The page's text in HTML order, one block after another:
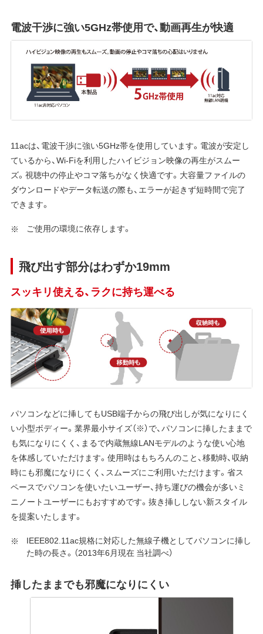
電波干渉に強い5GHz帯使用で、動画再生が快適
11acは、電波干渉に強い5GHz帯を使用しています。電波が安定し
ているから、Wi-Fiを利用したハイビジョン映像の再生がスムー
ズ。視聴中の停止やコマ落ちがなく快適です。大容量ファイルの
ダウンロードやデータ転送の際も、エラーが起きず短時間で完了
できます。
ご使用の環境に依存します。
飛び出す部分はわずか19mm
スッキリ使える、ラクに持ち運べる
パソコンなどに挿してもUSB端子からの飛び出しが気になりにく
い小型ボディー。業界最小サイズ（※）で、パソコンに挿したままで
も気になりにくく、まるで内蔵無線LANモデルのような使い心地
を体感していただけます。使用時はもちろんのこと、移動時、収納
時にも邪魔になりにくく、スムーズにご利用いただけます。省ス
ペースでパソコンを使いたいユーザー、持ち運びの機会が多いミ
ニノートユーザーにもおすすめです。抜き挿ししない新スタイル
を提案いたします。
IEEE802.11ac規格に対応した無線子機としてパソコンに挿し
た時の長さ。（2013年6月現在 当社調べ）
挿したままでも邪魔になりにくい